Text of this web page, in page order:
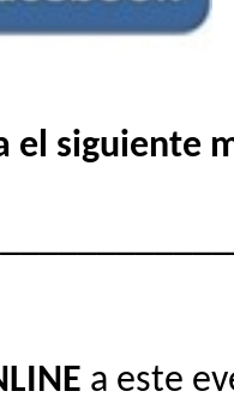
el siguiente
a este